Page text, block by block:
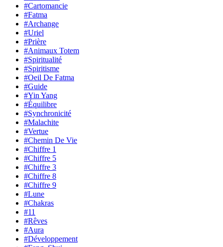
#Cartomancie
#Fatma
#Archange
#Uriel
#Prière
#Animaux Totem
#Spiritualité
#Spiritisme
#Oeil De Fatma
#Guide
#Yin Yang
#Équilibre
#Synchronicité
#Malachite
#Vertue
#Chemin De Vie
#Chiffre 1
#Chiffre 5
#Chiffre 3
#Chiffre 8
#Chiffre 9
#Lune
#Chakras
#11
#Rêves
#Aura
#Développement